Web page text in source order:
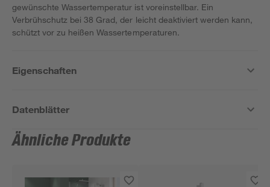
gewünschte Wassertemperatur ist voreinstellbar. Ein
Verbrühschutz bei 38 Grad, der leicht deaktiviert werden kann,
schützt vor zu heißen Wassertemperaturen.
Eigenschaften
Datenblätter
Ähnliche Produkte